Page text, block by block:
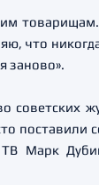
что
заново».
советских
поставили
Марк